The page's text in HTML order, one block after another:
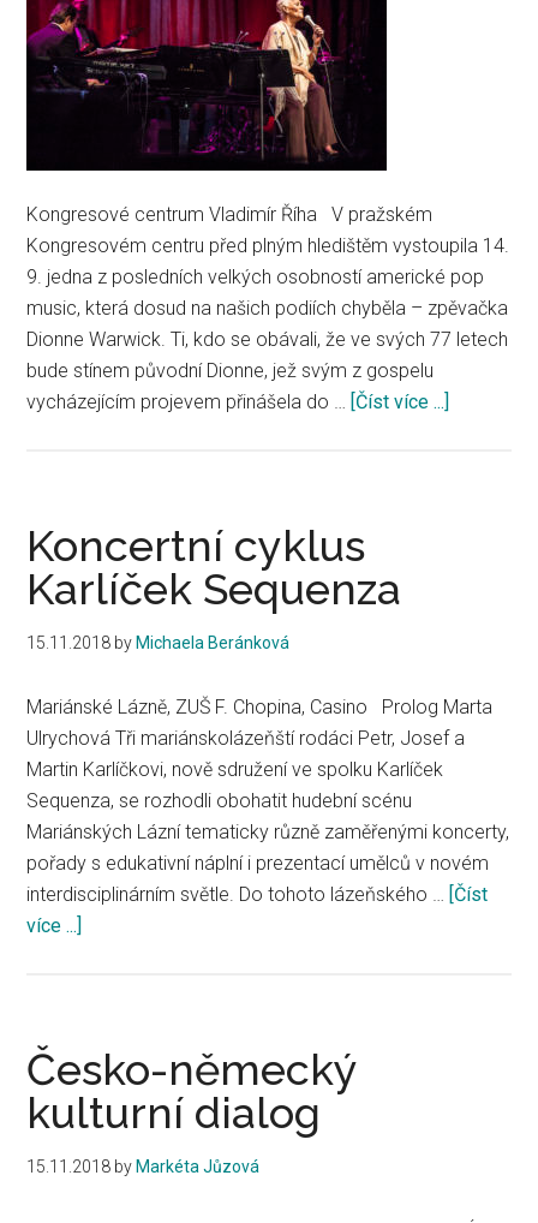
Kongresové centrum Vladimír Říha V pražském
Kongresovém centru před plným hledištěm vystoupila 14.
9. jedna z posledních velkých osobností americké pop
music, která dosud na našich podiích chyběla – zpěvačka
Dionne Warwick. Ti, kdo se obávali, že ve svých 77 letech
bude stínem původní Dionne, jež svým z gospelu
vycházejícím projevem přinášela do … [Číst více ...]
Koncertní cyklus
Karlíček Sequenza
15.11.2018 by Michaela Beránková
Mariánské Lázně, ZUŠ F. Chopina, Casino Prolog Marta
Ulrychová Tři mariánskolázeňští rodáci Petr, Josef a
Martin Karlíčkovi, nově sdružení ve spolku Karlíček
Sequenza, se rozhodli obohatit hudební scénu
Mariánských Lázní tematicky různě zaměřenými koncerty,
pořady s edukativní náplní i prezentací umělců v novém
interdisciplinárním světle. Do tohoto lázeňského … [Číst
více ...]
Sequenza
Česko-německý
kulturní dialog
15.11.2018 by Markéta Jůzová